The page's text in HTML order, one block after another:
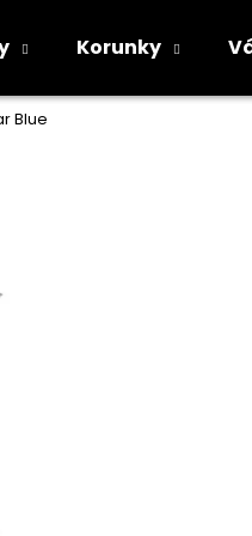
Korunky
Blue
Co potřebujete